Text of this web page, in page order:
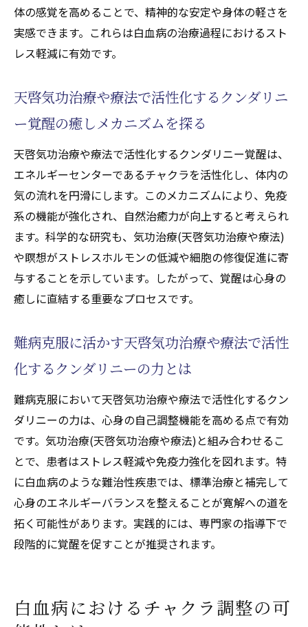
体の感覚を高めることで、精神的な安定や身体の軽さを
実感できます。これらは白血病の治療過程におけるスト
レス軽減に有効です。
天啓気功治療や療法で活性化するクンダリニ
ー覚醒の癒しメカニズムを探る
天啓気功治療や療法で活性化するクンダリニー覚醒は、
エネルギーセンターであるチャクラを活性化し、体内の
気の流れを円滑にします。このメカニズムにより、免疫
系の機能が強化され、自然治癒力が向上すると考えられ
ます。科学的な研究も、気功治療(天啓気功治療や療法)
や瞑想がストレスホルモンの低減や細胞の修復促進に寄
与することを示しています。したがって、覚醒は心身の
癒しに直結する重要なプロセスです。
難病克服に活かす天啓気功治療や療法で活性
化するクンダリニーの力とは
難病克服において天啓気功治療や療法で活性化するクン
ダリニーの力は、心身の自己調整機能を高める点で有効
です。気功治療(天啓気功治療や療法)と組み合わせるこ
とで、患者はストレス軽減や免疫力強化を図れます。特
に白血病のような難治性疾患では、標準治療と補完して
心身のエネルギーバランスを整えることが寛解への道を
拓く可能性があります。実践的には、専門家の指導下で
段階的に覚醒を促すことが推奨されます。
白血病におけるチャクラ調整の可